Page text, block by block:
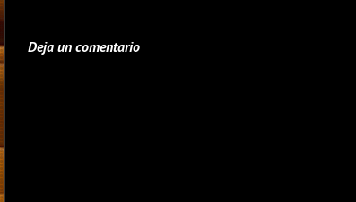
Deja un comentario